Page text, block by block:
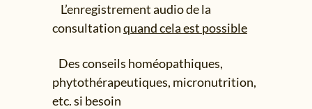
L’enregistrement audio de la
consultationquand cela est possible
Des conseils homéopathiques,
phytothérapeutiques, micronutrition,
etc. si besoin